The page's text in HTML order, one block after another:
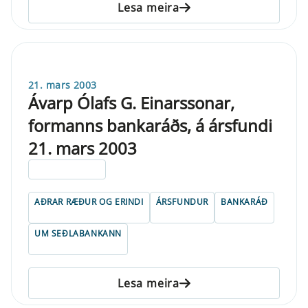
Lesa meira
21. mars 2003
Ávarp Ólafs G. Einarssonar,
formanns bankaráðs, á ársfundi
21. mars 2003
AÐRAR RÆÐUR OG ERINDI ÁRSFUNDUR BANKARÁÐ
UM SEÐLABANKANN
Lesa meira